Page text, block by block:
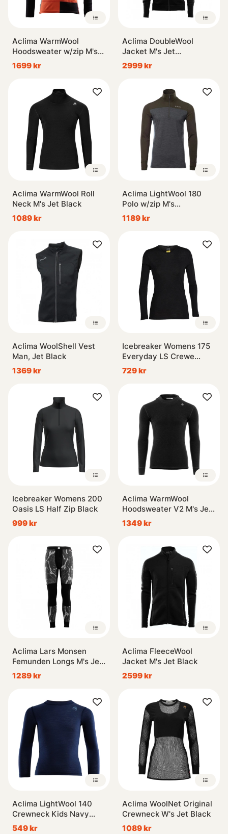
Aclima WarmWool
Hoodsweater w/zip M's
Jet Black/RC/NA
1699 kr
Aclima DoubleWool
Jacket M's Jet
Black/Marengo
2999 kr
Aclima WarmWool Roll
Neck M's Jet Black
1089 kr
Aclima LightWool 180
Polo w/zip M's
Tarmac/Marengo
1189 kr
Aclima WoolShell Vest
Man, Jet Black
1369 kr
Icebreaker Womens 175
Everyday LS Crewe
Black
729 kr
Icebreaker Womens 200
Oasis LS Half Zip Black
999 kr
Aclima WarmWool
Hoodsweater V2 M's Jet
Black
1349 kr
Aclima Lars Monsen
Femunden Longs M's Jet
Black/Femunden Dark
1289 kr
Aclima FleeceWool
Jacket M's Jet Black
2599 kr
Aclima LightWool 140
Crewneck Kids Navy
Blazer
549 kr
Aclima WoolNet Original
Crewneck W's Jet Black
1089 kr